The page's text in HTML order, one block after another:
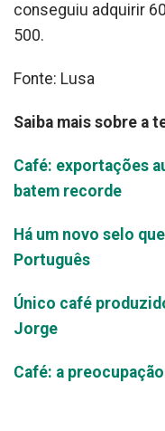
conseguiu adquirir
500.
Fonte: Lusa
Saiba mais sobre a
Café: exportações
batem recorde
Há um novo selo
Português
Único café
Jorge
Café: a